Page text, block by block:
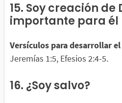
15. Soy creación de
importante para él
Versículos para desarrollar
Jeremías 1:5, Efesios 2:4-5.
16. ¿Soy salvo?